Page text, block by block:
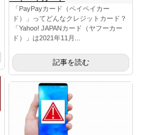
「PayPayカード（ペイペイカー
ド）」ってどんなクレジットカード？
「Yahoo! JAPANカード（ヤフーカー
ド）」は2021年11月...
記事を読む